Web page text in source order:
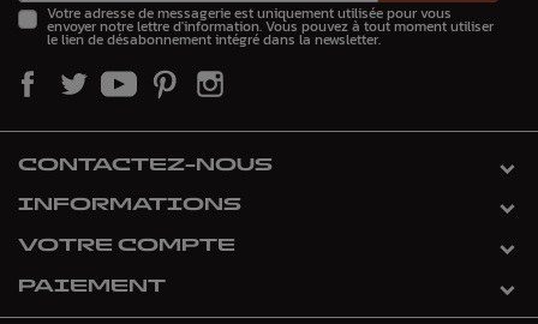
Votre adresse de messagerie est uniquement utilisée pour vous
envoyer notre lettre d'information. Vous pouvez à tout moment utiliser
le lien de désabonnement intégré dans la newsletter.
CONTACTEZ-NOUS
INFORMATIONS
VOTRE COMPTE
PAIEMENT